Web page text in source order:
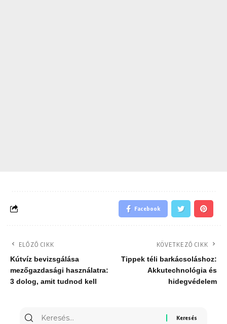
Facebook
ELŐZŐ CIKK
Kútvíz bevizsgálása
mezőgazdasági használatra:
3 dolog, amit tudnod kell
KÖVETKEZŐ CIKK
Tippek téli barkácsoláshoz:
Akkutechnológia és
hidegvédelem
Keresés